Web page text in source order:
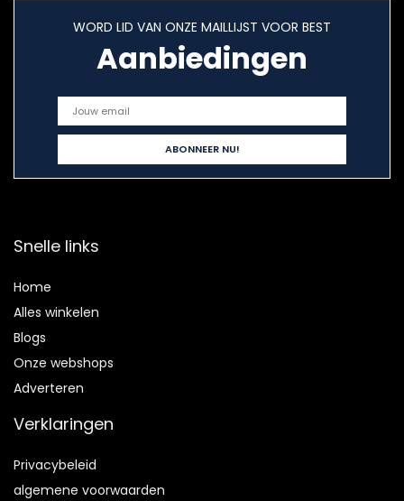
WORD LID VAN ONZE MAILLIJST VOOR BEST
Aanbiedingen
Snelle links
Home
Alles winkelen
Blogs
Onze webshops
Adverteren
Verklaringen
Privacybeleid
algemene voorwaarden